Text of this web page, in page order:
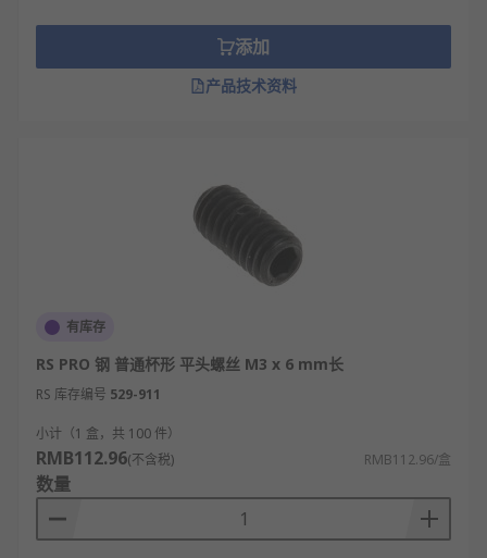
结构小巧：体积小、占用空间少，适合精密设
安装简便：无需螺母、垫片，直接拧入即可锁
连接可靠：依靠端面压紧产生摩擦力，锁止效
适用性强：多种端头、材质可选，适配不同工
外观整洁：安装后不突出表面，整体美观，适
合外露结构使用。
拆装方便：可反复拆卸使用，维护简单，不损
伤主体结构。
紧定螺钉的类型
按端头分类:平端紧定螺钉、锥端紧定螺钉、柱
添加
产品技术资料
有库存
RS PRO 钢 普通杯形 平头螺丝 M3 x 6 mm长
RS 库存编号 529-911
小计（1 盒，共 100 件）
RMB112.96(不含税) RMB112.96/盒
数量